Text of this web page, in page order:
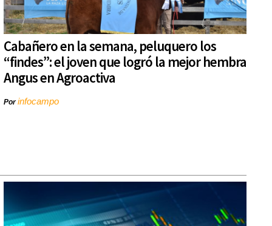
Cabañero en la semana, peluquero los
“findes”: el joven que logró la mejor hembra
Angus en Agroactiva
Porinfocampo